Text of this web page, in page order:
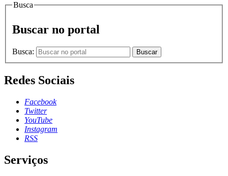
Busca
Buscar no portal
Busca: Buscar
Redes Sociais
Facebook
Twitter
YouTube
Instagram
RSS
Serviços